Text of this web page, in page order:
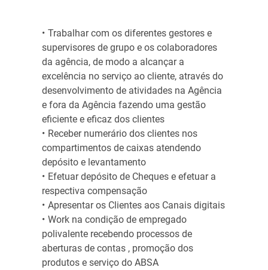
Trabalhar com os diferentes gestores e
supervisores de grupo e os colaboradores
da agência, de modo a alcançar a
excelência no serviço ao cliente, através do
desenvolvimento de atividades na Agência
e fora da Agência fazendo uma gestão
eficiente e eficaz dos clientes
Receber numerário dos clientes nos
compartimentos de caixas atendendo
depósito e levantamento
Efetuar depósito de Cheques e efetuar a
respectiva compensação
Apresentar os Clientes aos Canais digitais
Work na condição de empregado
polivalente recebendo processos de
aberturas de contas , promoção dos
produtos e serviço do ABSA